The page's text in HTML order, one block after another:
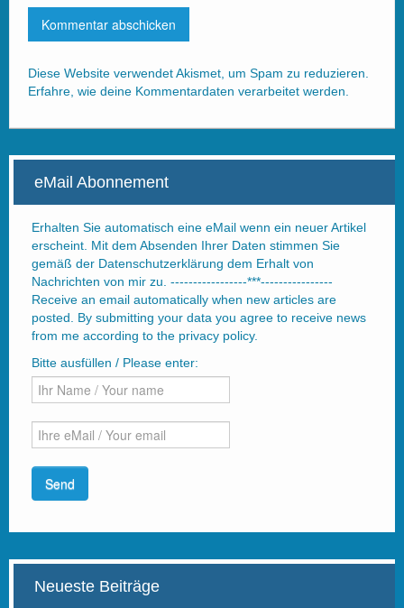
Diese Website verwendet Akismet, um Spam zu reduzieren.
Erfahre, wie deine Kommentardaten verarbeitet werden.
eMail Abonnement
Erhalten Sie automatisch eine eMail wenn ein neuer Artikel
erscheint. Mit dem Absenden Ihrer Daten stimmen Sie
gemäß der Datenschutzerklärung dem Erhalt von
Nachrichten von mir zu. -----------------***----------------
Receive an email automatically when new articles are
posted. By submitting your data you agree to receive news
from me according to the privacy policy.
Bitte ausfüllen / Please enter:
Neueste Beiträge